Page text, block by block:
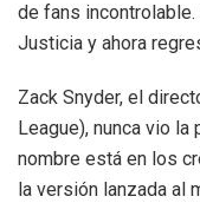
de fans
Justicia y ahora
Zack Snyder, el
League), nunca vio
nombre está en los
la versión lanzada al